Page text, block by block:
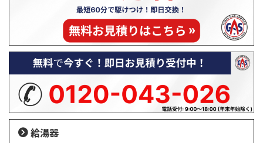
給湯器